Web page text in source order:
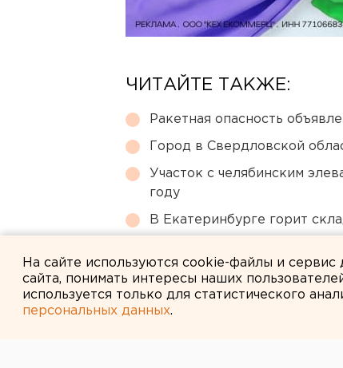
ЧИТАЙТЕ ТАКЖЕ:
Ракетная опасность
Город в Свердловской
Участок с челябинским
году
В Екатеринбурге горит
На сайте используются cookie-файлы и
сайта, понимать интересы наших
используется только для статистического
персональных данных.